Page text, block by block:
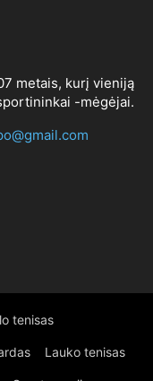
metais, kurį vieniją
-mėgėjai.
tenisas
Lauko tenisas